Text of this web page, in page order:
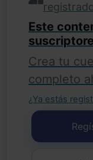
Este
Crea tu
completo
¿Ya estás